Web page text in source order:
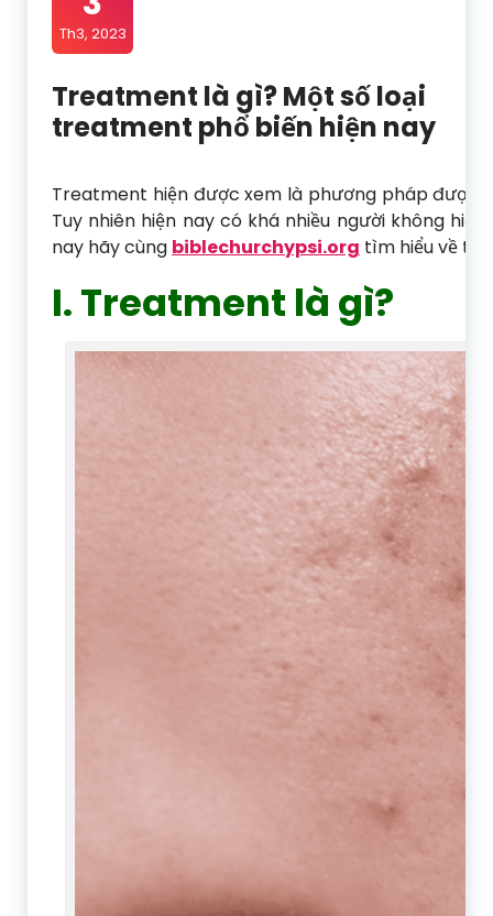
Th3, 2023
Treatment là gì? Một số loại
treatment phổ biến hiện nay
Treatment hiện được xem là phương pháp được
Tuy nhiên hiện nay có khá nhiều người không
nay hãy cùng biblechurchypsi.org tìm hiểu về
I. Treatment là gì?